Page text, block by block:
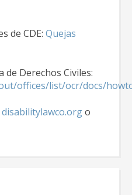
de CDE:Quejas
de Derechos Civiles:
offices/list/ocr/docs/
disabilitylawco.orgo